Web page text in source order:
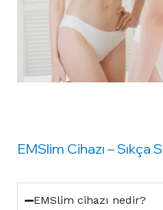
EMSlim Cihazı – Sıkça
EMSlim cihazı nedir?